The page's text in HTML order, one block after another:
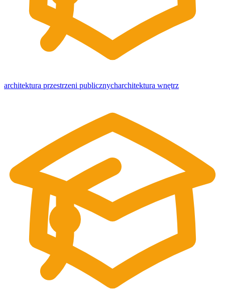
architektura przestrzeni publicznycharchitektura wnętrz